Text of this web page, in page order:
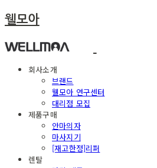
웰모아
회사소개
브랜드
웰모아 연구센터
대리점 모집
제품구매
안마의자
마사지기
[재고한정]리퍼
렌탈